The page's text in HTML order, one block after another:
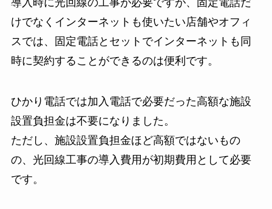
けでなくインターネットも使いたい店舗やオフィ
スでは、固定電話とセットでインターネットも同
時に契約することができるのは便利です。
ひかり電話では加入電話で必要だった高額な施設
設置負担金は不要になりました。
ただし、施設設置負担金ほど高額ではないもの
の、光回線工事の導入費用が初期費用として必要
です。